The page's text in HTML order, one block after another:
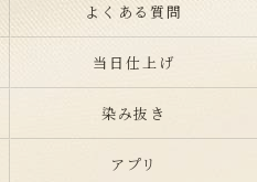
よくある質問
当日仕上げ
染み抜き
アプリ